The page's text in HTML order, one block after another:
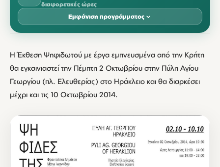
διαφορετικές ώρες
Εμφάνιση προγράμματος
19:30
03
11:00
04
11:00
05
11:00
08
Η Έκθεση Ψηφιδωτού με έργα εμπνευσμένα από την Κρήτη
θα εγκαινιαστεί την Πέμπτη 2 Οκτωβρίου στην Πύλη Αγίου
Γεωργίου (πλ. Ελευθερίας) στο Ηράκλειο και θα διαρκέσει
μέχρι και τις 10 Οκτωβρίου 2014.